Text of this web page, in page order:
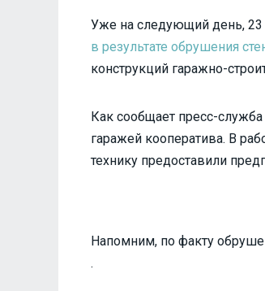
Уже на следующий день, 23
в результате обрушения
конструкций гаражно-
Как сообщает пресс-
гаражей кооператива. В
технику предоставили
Напомним, по факту
.